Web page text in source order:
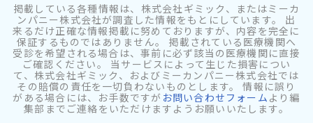
掲載している各種情報は、株式会社ギミック、またはミーカ
ンパニー株式会社が調査した情報をもとにしています。 出
来るだけ正確な情報掲載に努めておりますが、内容を完全に
保証するものではありません。 掲載されている医療機関へ
受診を希望される場合は、事前に必ず該当の医療機関に直接
ご確認ください。 当サービスによって生じた損害につい
て、株式会社ギミック、およびミーカンパニー株式会社では
その賠償の責任を一切負わないものとします。 情報に誤り
がある場合には、お手数ですが お問い合わせフォーム より編
集部までご連絡をいただけますようお願いいたします。